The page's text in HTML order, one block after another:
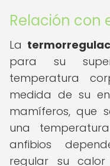
Relación con
La
para su
temperatura
medida de su
mamíferos, que
una
anfibios
regular su